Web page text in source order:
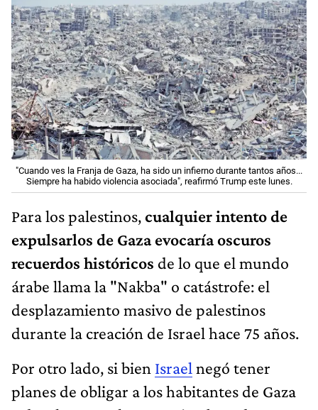
"Cuando ves la Franja de Gaza, ha sido un infierno durante tantos años...
Siempre ha habido violencia asociada", reafirmó Trump este lunes.
Para los palestinos,cualquier intento de
expulsarlos de Gaza evocaría oscuros
recuerdos históricos de lo que el mundo
árabe llama la "Nakba" o catástrofe: el
desplazamiento masivo de palestinos
durante la creación de Israel hace 75 años.
Por otro lado, si bien Israel negó tener
planes de obligar a los habitantes de Gaza